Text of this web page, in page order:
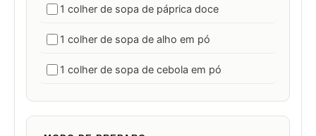
1 colher de sopa de páprica doce
1 colher de sopa de alho em pó
1 colher de sopa de cebola em pó